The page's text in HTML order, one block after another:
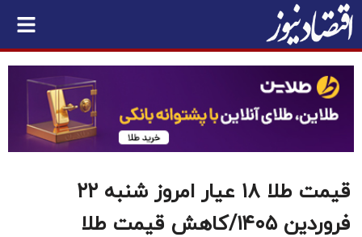
قیمت طلا ۱۸ عیار امروز شنبه ۲۲
فروردین ۱۴۰۵/کاهش قیمت طلا